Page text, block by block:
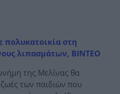
πολυκατοικία στη
λιπασμάτων, ΒΙΝΤΕΟ
της Μελίνας θα
ζωές των παιδιών που